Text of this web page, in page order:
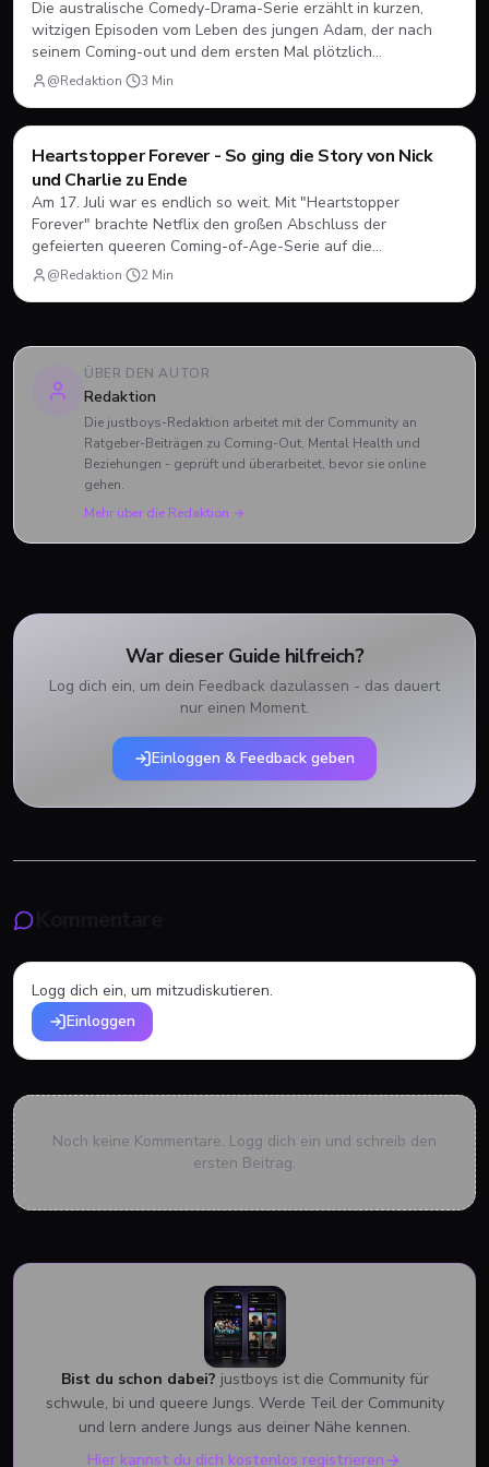
Die australische Comedy-Drama-Serie erzählt in kurzen,
witzigen Episoden vom Leben des jungen Adam, der nach
seinem Coming-out und dem ersten Mal plötzlich
herausfinden muss, wie Dating, Freundschaft und Familie
@Redaktion· 3 Min
Filme & Serien
Heartstopper Forever - So ging die Story von Nick
und Charlie zu Ende
Am 17. Juli war es endlich so weit. Mit "Heartstopper
Forever" brachte Netflix den großen Abschluss der
gefeierten queeren Coming-of-Age-Serie auf die
Bildschirme. Statt einer vierten Staffel gab es diesmal einen
@Redaktion· 2 Min
ÜBER DEN AUTOR
Redaktion
Die justboys-Redaktion arbeitet mit der Community an
Ratgeber-Beiträgen zu Coming-Out, Mental Health und
Beziehungen - geprüft und überarbeitet, bevor sie online
gehen.
Mehr über die Redaktion →
War dieser Guide hilfreich?
Log dich ein, um dein Feedback dazulassen - das dauert
nur einen Moment.
Einloggen & Feedback geben
Logg dich ein, um mitzudiskutieren.
Einloggen
Noch keine Kommentare. Logg dich ein und schreib den
ersten Beitrag.
Bist du schon dabei? justboys ist die Community für
schwule, bi und queere Jungs. Werde Teil der Community
und lern andere Jungs aus deiner Nähe kennen.
Hier kannst du dich kostenlos registrieren